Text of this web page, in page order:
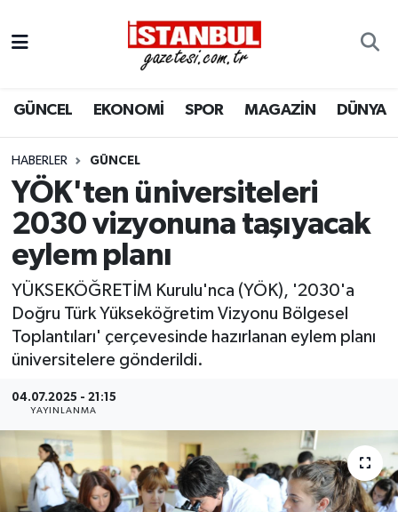
GÜNCEL EKONOMİ SPOR MAGAZİN DÜNYA
HABERLER GÜNCEL
YÖK'ten üniversiteleri
2030 vizyonuna taşıyacak
eylem planı
YÜKSEKÖĞRETİM Kurulu'nca (YÖK), '2030'a
Doğru Türk Yükseköğretim Vizyonu Bölgesel
Toplantıları' çerçevesinde hazırlanan eylem planı
üniversitelere gönderildi.
04.07.2025 - 21:15
YAYINLANMA
EKONOMİ
İSTANBUL
DÜNYA
SPOR
MAGAZİN
KÜLTÜR SANAT
BİLİM VE TEKNOLOJİ
OTOMOBİL
Nöbetçi Eczaneler
Hava Durumu
Trafik Durumu
Süper Lig Puan Durumu ve Fikstür
Tüm Manşetler
Son Dakika Haberleri
Haber Arşivi